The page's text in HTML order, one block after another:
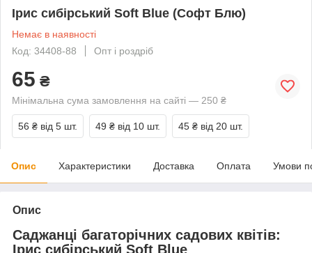
Ірис сибірський Soft Blue (Софт Блю)
Немає в наявності
Код: 34408-88
Опт і роздріб
65 ₴
Мінімальна сума замовлення на сайті — 250 ₴
56 ₴ від 5 шт. 49 ₴ від 10 шт. 45 ₴ від 20 шт.
Опис Характеристики Доставка Оплата Умови
Опис
Саджанці багаторічних садових квітів:
Ірис сибірський Soft Blue